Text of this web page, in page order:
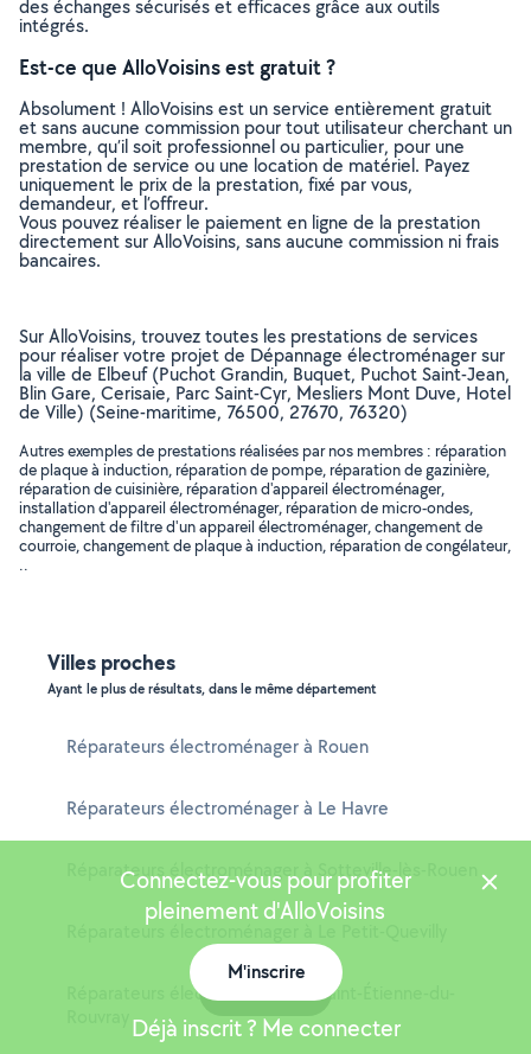
des échanges sécurisés et efficaces grâce aux outils
intégrés.
Est-ce que AlloVoisins est gratuit ?
Absolument ! AlloVoisins est un service entièrement gratuit
et sans aucune commission pour tout utilisateur cherchant un
membre, qu’il soit professionnel ou particulier, pour une
prestation de service ou une location de matériel. Payez
uniquement le prix de la prestation, fixé par vous,
demandeur, et l’offreur.
Vous pouvez réaliser le paiement en ligne de la prestation
directement sur AlloVoisins, sans aucune commission ni frais
bancaires.
Sur AlloVoisins, trouvez toutes les prestations de services
pour réaliser votre projet de Dépannage électroménager sur
la ville de Elbeuf (Puchot Grandin, Buquet, Puchot Saint-Jean,
Blin Gare, Cerisaie, Parc Saint-Cyr, Mesliers Mont Duve, Hotel
de Ville) (Seine-maritime, 76500, 27670, 76320)
Autres exemples de prestations réalisées par nos membres : réparation
de plaque à induction, réparation de pompe, réparation de gazinière,
réparation de cuisinière, réparation d'appareil électroménager,
installation d'appareil électroménager, réparation de micro-ondes,
changement de filtre d'un appareil électroménager, changement de
courroie, changement de plaque à induction, réparation de congélateur,
..
Villes proches
Ayant le plus de résultats, dans le même département
Réparateurs électroménager à Rouen
Réparateurs électroménager à Le Havre
Réparateurs électroménager à Sotteville-lès-Rouen
Réparateurs électroménager à Le Petit-Quevilly
Réparateurs électroménager à Saint-Étienne-du-
Connectez-vous pour profiter
pleinement d'AlloVoisins
M'inscrire
Déjà inscrit ? Me connecter